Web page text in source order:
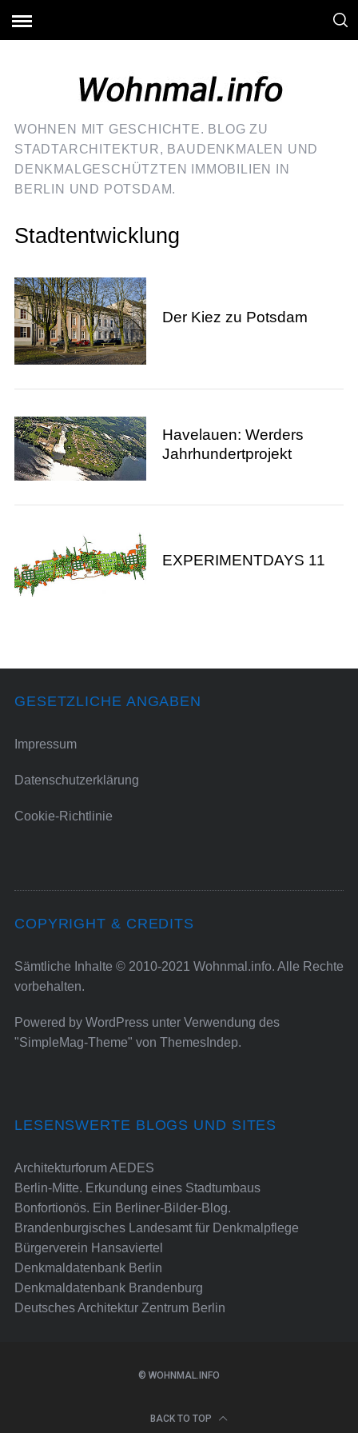
WOHNEN MIT GESCHICHTE. BLOG ZU
STADTARCHITEKTUR, BAUDENKMALEN UND
DENKMALGESCHÜTZTEN IMMOBILIEN IN
BERLIN UND POTSDAM.
Stadtentwicklung
Der Kiez zu Potsdam
Havelauen: Werders
Jahrhundertprojekt
EXPERIMENTDAYS 11
GESETZLICHE ANGABEN
Impressum
Datenschutzerklärung
Cookie-Richtlinie
COPYRIGHT & CREDITS
Sämtliche Inhalte © 2010-2021 Wohnmal.info. Alle Rechte
vorbehalten.
Powered by WordPressunter Verwendung des
"SimpleMag-Theme" von ThemesIndep.
LESENSWERTE BLOGS UND SITES
Architekturforum AEDES
Berlin-Mitte. Erkundung eines Stadtumbaus
Bonfortionös. Ein Berliner-Bilder-Blog.
Brandenburgisches Landesamt für Denkmalpflege
Bürgerverein Hansaviertel
Denkmaldatenbank Berlin
Denkmaldatenbank Brandenburg
Deutsches Architektur Zentrum Berlin
© WOHNMAL.INFO
BACK TO TOP